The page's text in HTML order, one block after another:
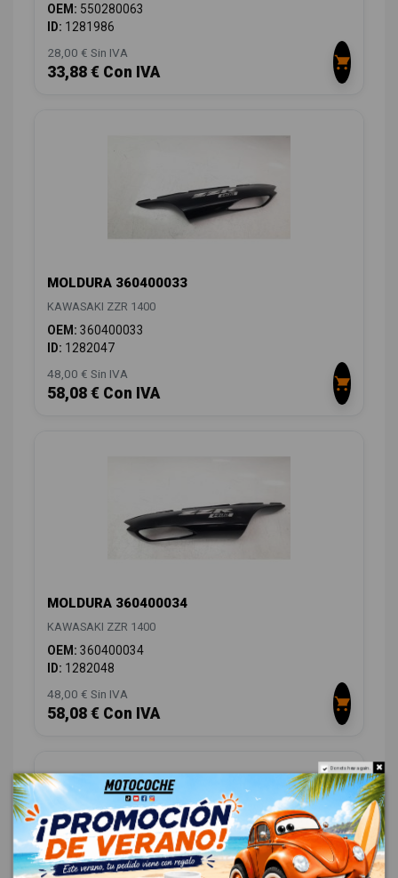
OEM: 550280063
ID: 1281986
28,00 € Sin IVA
33,88 € Con IVA
MOLDURA 360400033
KAWASAKI ZZR 1400
OEM: 360400033
ID: 1282047
48,00 € Sin IVA
58,08 € Con IVA
MOLDURA 360400034
KAWASAKI ZZR 1400
OEM: 360400034
ID: 1282048
48,00 € Sin IVA
58,08 € Con IVA
Do not show again.